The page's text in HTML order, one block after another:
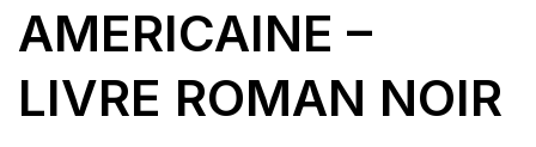
AMERICAINE –
LIVRE ROMAN NOIR